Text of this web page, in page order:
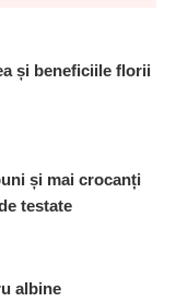
și beneficiile florii
și mai crocanți
testate
albine